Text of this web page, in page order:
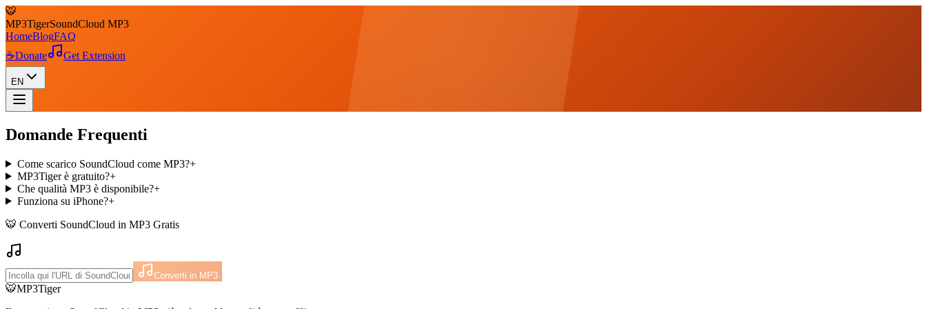
🐯
MP3TigerSoundCloud MP3
HomeBlogFAQ
☕Donate Get Extension
EN
Domande Frequenti
Come scarico SoundCloud come MP3?+
MP3Tiger è gratuito?+
Che qualità MP3 è disponibile?+
Funziona su iPhone?+
🐯 Converti SoundCloud in MP3 Gratis
Converti in MP3
🐯MP3Tiger